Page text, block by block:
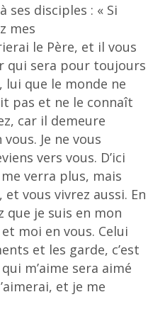
ses disciples : « Si
mes
le Père, et il vous
qui sera pour toujours
lui que le monde ne
pas et ne le connaît
car il demeure
Je ne vous
vers vous. D’ici
verra plus, mais
vous vivrez aussi. En
que je suis en mon
moi en vous. Celui
et les garde, c’est
m’aime sera aimé
et je me